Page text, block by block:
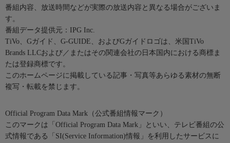
番組内容、放送時間などが実際の放送内容と異なる場合がございま
す。
番組データ提供元：IPG Inc.
TiVo、Gガイド、G-GUIDE、およびGガイドロゴは、米国TiVo
Brands LLCおよび／またはその関連会社の日本国内における商標ま
たは登録商標です。
このホームページに掲載している記事・写真等あらゆる素材の無断
複写・転載を禁じます。
Official Program Data Mark（公式番組情報マーク）
このマークは「Official Program Data Mark」といい、テレビ番組の公
式情報である「SI(Service Information)情報」を利用したサービスに